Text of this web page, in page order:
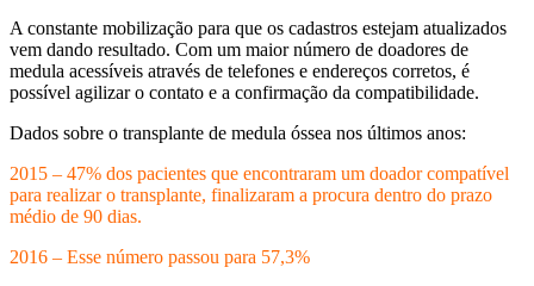
A constante mobilização para que os cadastros estejam atualizados
vem dando resultado. Com um maior número de doadores de
medula acessíveis através de telefones e endereços corretos, é
possível agilizar o contato e a confirmação da compatibilidade.
Dados sobre o transplante de medula óssea nos últimos anos:
2015 – 47% dos pacientes que encontraram um doador compatível
para realizar o transplante, finalizaram a procura dentro do prazo
médio de 90 dias.
2016 – Esse número passou para 57,3%